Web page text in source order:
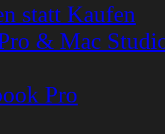
statt Kaufen
& Mac
Pro